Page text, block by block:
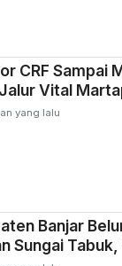
CRF Sampai
Vital
yang lalu
Banjar
Sungai